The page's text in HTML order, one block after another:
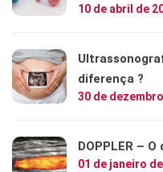
10 de abril de
diferença ?
30 de
01 de janeiro